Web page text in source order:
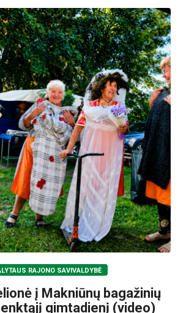
RAJONO SAVIVALDYBĖ
į Makniūnų bagažinių
gimtadienį (video)